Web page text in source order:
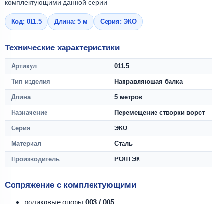
комплектующими данной серии.
Код: 011.5 Длина: 5 м Серия: ЭКО
Технические характеристики
Артикул 011.5
Тип изделия Направляющая балка
Длина 5 метров
Назначение Перемещение створки ворот
Серия ЭКО
Материал Сталь
Производитель РОЛТЭК
Сопряжение с комплектующими
роликовые опоры 003 / 005